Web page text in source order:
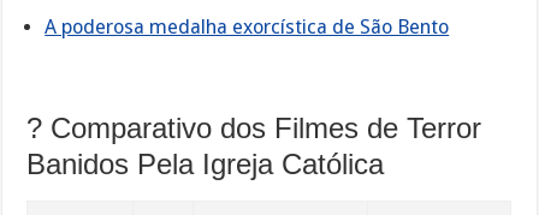
A poderosa medalha exorcística de São Bento
? Comparativo dos Filmes de Terror
Banidos Pela Igreja Católica